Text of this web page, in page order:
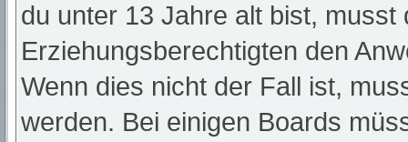
du unter 13 Jahre alt bist,
Erziehungsberechtigten den
Wenn dies nicht der Fall ist,
werden. Bei einigen Boards